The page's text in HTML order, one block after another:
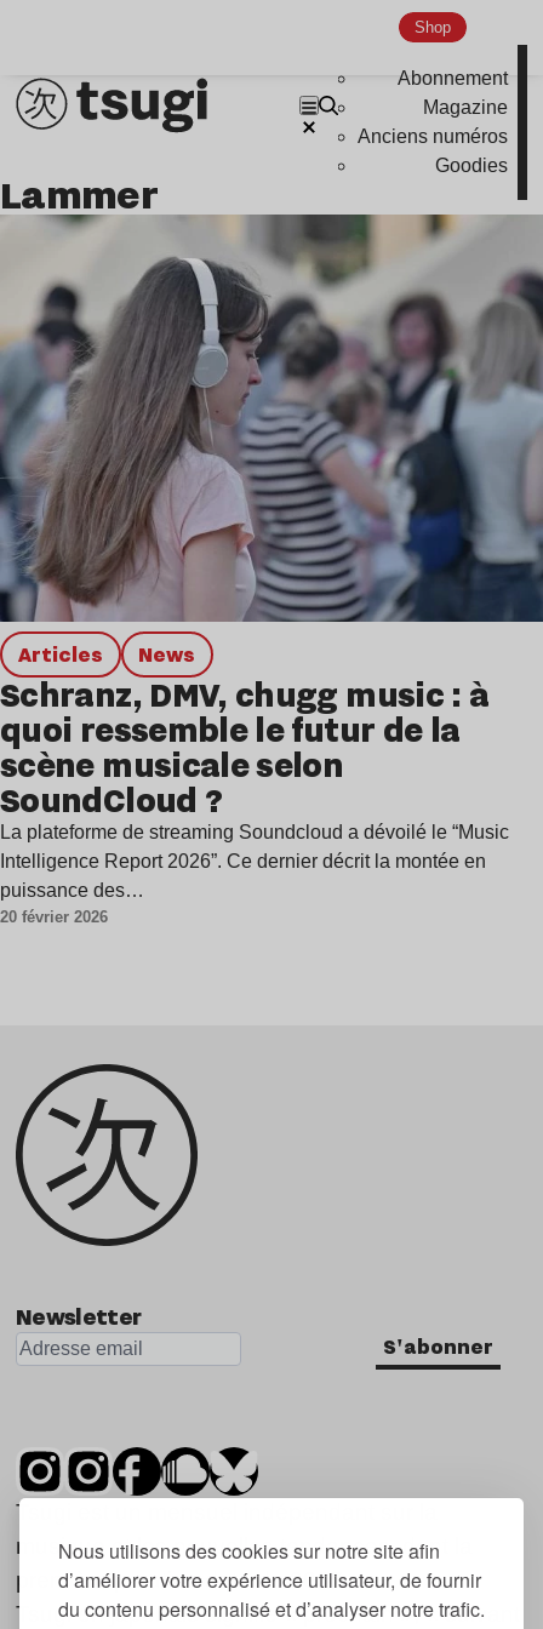
Nous utilisons des cookies sur notre site afin
d’améliorer votre expérience utilisateur, de fournir
du contenu personnalisé et d’analyser notre trafic.
Shop
Abonnement
Magazine
Anciens numéros
Goodies
Lammer
Articles news
Schranz, DMV, chugg music : à
quoi ressemble le futur de la
scène musicale selon
SoundCloud ?
La plateforme de streaming Soundcloud a dévoilé le “Music
Intelligence Report 2026”. Ce dernier décrit la montée en
puissance des…
20 février 2026
Newsletter
S'abonner
Tsugi est un mensuel indépendant sur la
musique et les nouvelles tendances, dont la
première parution date de 2007.
Tsugi en japonais signifie « prochain », « suivant